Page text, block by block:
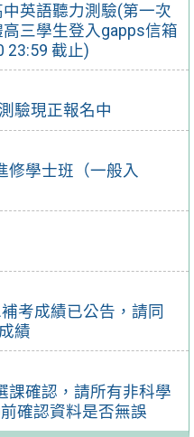
中英語聽力測驗(第一次
三學生登入gapps信箱
23:59 截止)
驗現正報名中
修學士班（一般入
考成績已公告，請同
績
課確認，請所有非科學
確認資料是否無誤